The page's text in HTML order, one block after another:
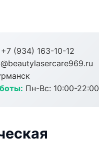
+7 (934) 163-10-12
Пн-Вс: 10:00-22:00